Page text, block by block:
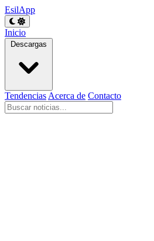
EsilApp
Inicio
Descargas
Tendencias Acerca de Contacto